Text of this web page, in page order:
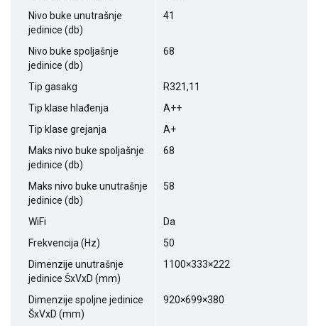
Nivo buke unutrašnje
jedinice (db)
41
Nivo buke spoljašnje
jedinice (db)
68
Tip gasakg
R321,11
Tip klase hlađenja
A++
Tip klase grejanja
A+
Maks nivo buke spoljašnje
jedinice (db)
68
Maks nivo buke unutrašnje
jedinice (db)
58
WiFi
Da
Frekvencija (Hz)
50
Dimenzije unutrašnje
jedinice ŠxVxD (mm)
1100×333×222
Dimenzije spoljne jedinice
ŠxVxD (mm)
920×699×380